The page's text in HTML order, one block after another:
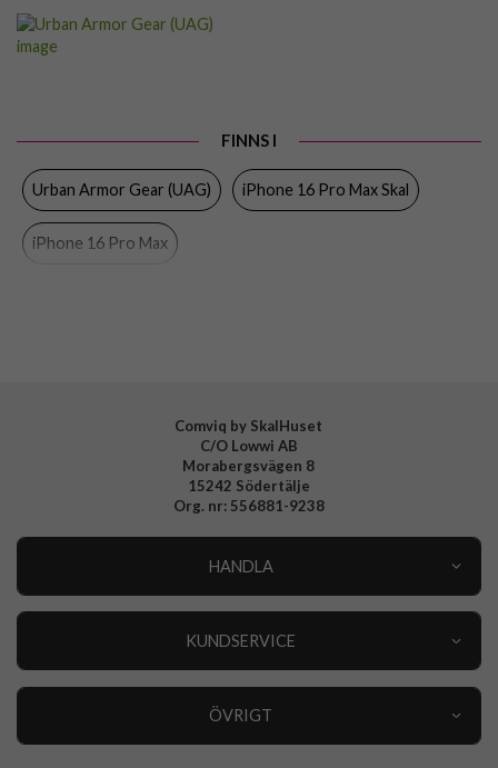
Artikelnummer
Passar till
MagSafe-kompatibel, Stativfunktion, Stöttålig
Färg Genomskinlig, Orange, Svart
Material Hårdplast (PC), Mjukplast (TPU)
Varumärke
FINNS I
Urban Armor Gear (UAG) iPhone 16 Pro Max Skal
iPhone 16 Pro Max
Comviq by SkalHuset
C/O Lowwi AB
Morabergsvägen 8
15242 Södertälje
Org. nr: 556881-9238
HANDLA
KUNDSERVICE
ÖVRIGT